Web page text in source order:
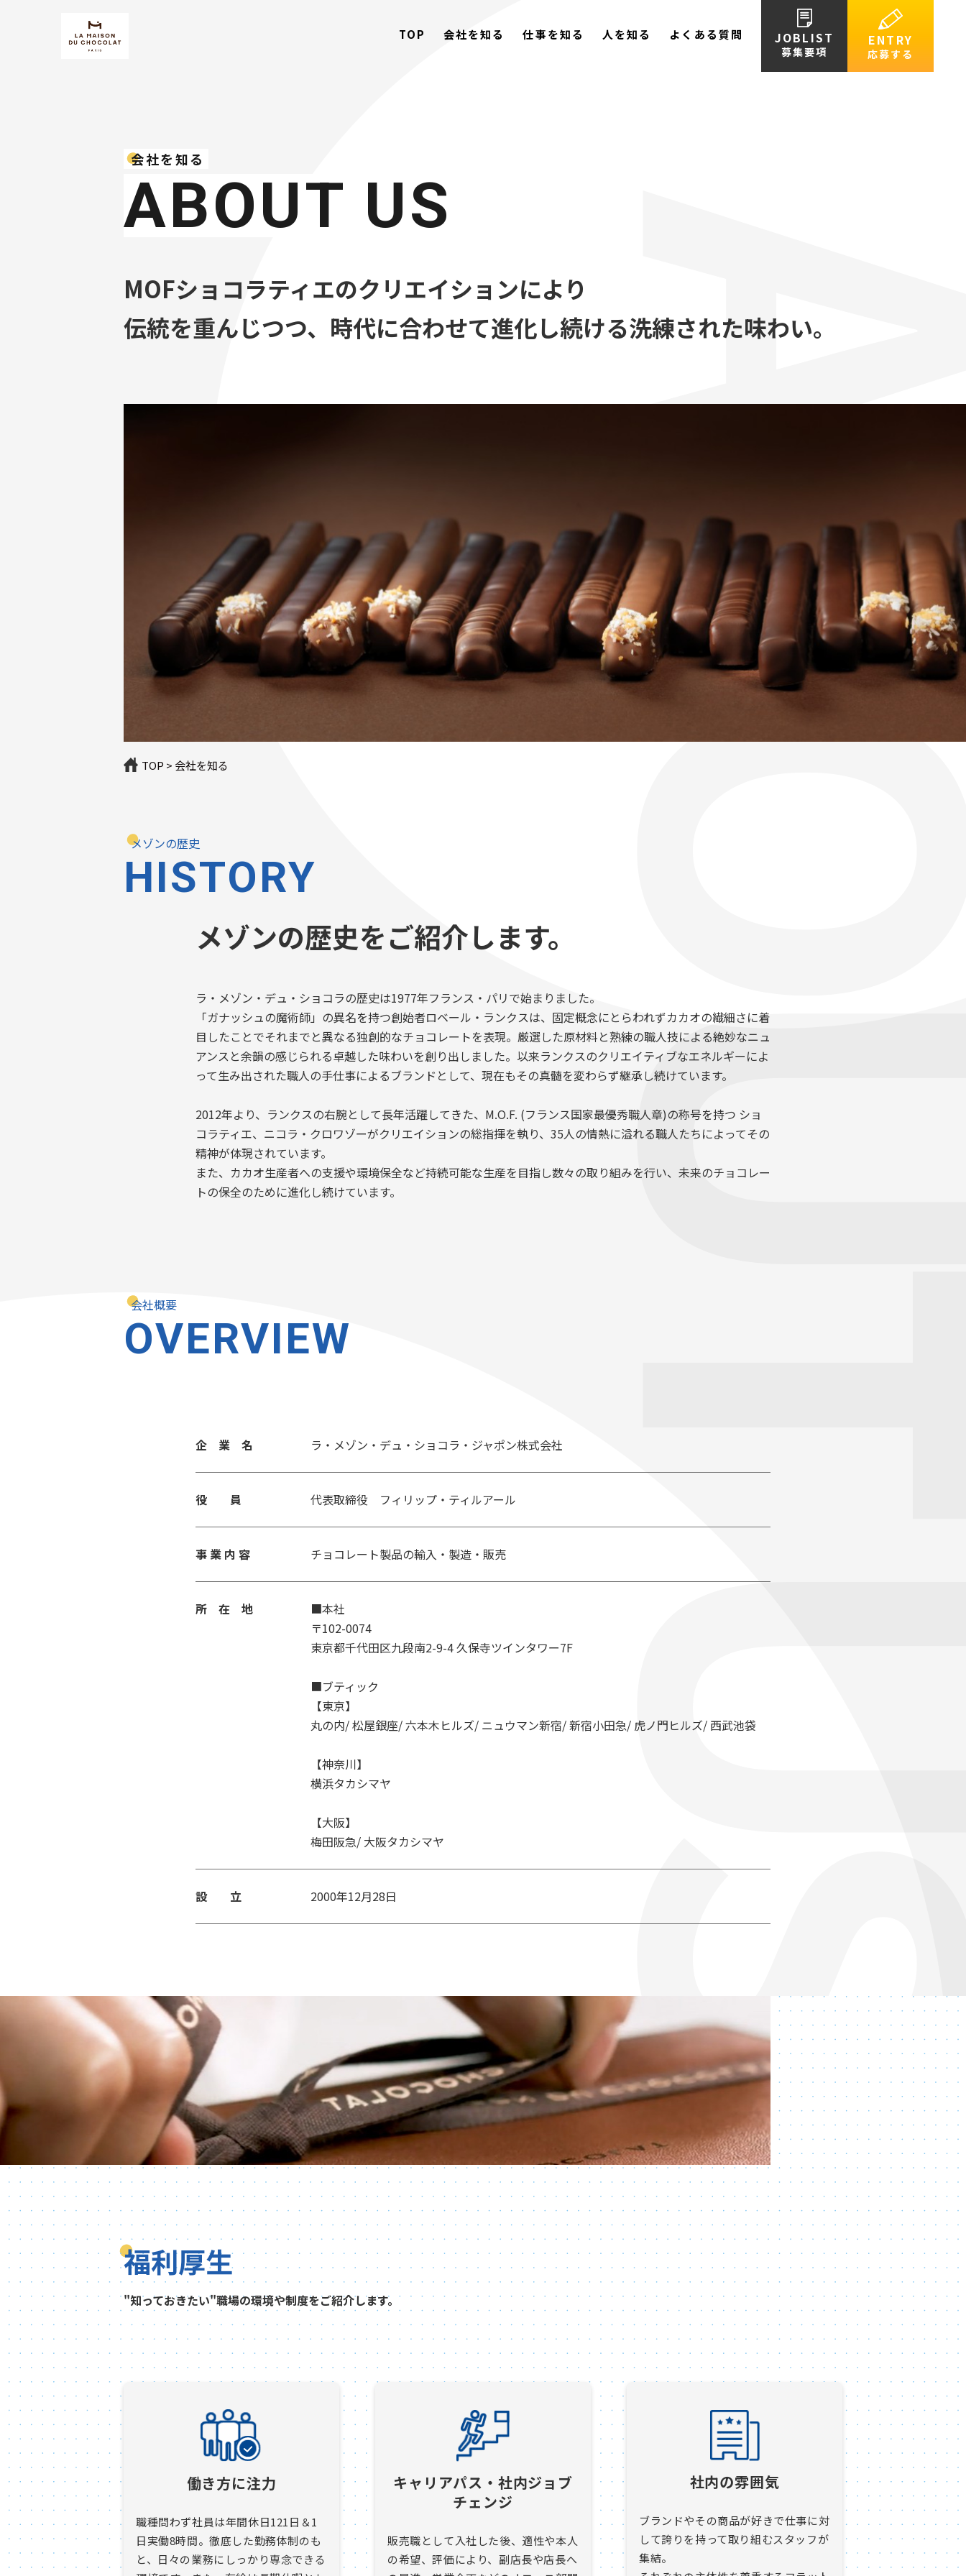
TOP 会社を知る 仕事を知る 人を知る よくある質問 JOBLIST
募集要項
ENTRY
応募する
会社を知る
ABOUT US
MOFショコラティエのクリエイションにより
伝統を重んじつつ、時代に合わせて進化し続ける洗練された味わい。
TOP > 会社を知る
メゾンの歴史
HISTORY
メゾンの歴史をご紹介します。
ラ・メゾン・デュ・ショコラの歴史は1977年フランス・パリで始まりました。
「ガナッシュの魔術師」の異名を持つ創始者ロベール・ランクスは、固定概念にとらわれずカカオの繊細さに着
目したことでそれまでと異なる独創的なチョコレートを表現。厳選した原材料と熟練の職人技による絶妙なニュ
アンスと余韻の感じられる卓越した味わいを創り出しました。以来ランクスのクリエイティブなエネルギーによ
って生み出された職人の手仕事によるブランドとして、現在もその真髄を変わらず継承し続けています。
2012年より、ランクスの右腕として長年活躍してきた、M.O.F. (フランス国家最優秀職人章)の称号を持つ ショ
コラティエ、ニコラ・クロワゾーがクリエイションの総指揮を執り、35人の情熱に溢れる職人たちによってその
精神が体現されています。
また、カカオ生産者への支援や環境保全など持続可能な生産を目指し数々の取り組みを行い、未来のチョコレー
トの保全のために進化し続けています。
会社概要
OVERVIEW
企 業 名 ラ・メゾン・デュ・ショコラ・ジャポン株式会社
役 員 代表取締役 フィリップ・ティルアール
事 業 内 容 チョコレート製品の輸入・製造・販売
所 在 地
■本社
〒102-0074
東京都千代田区九段南2-9-4 久保寺ツインタワー7F
■ブティック
【東京】
丸の内/ 松屋銀座/ 六本木ヒルズ/ ニュウマン新宿/ 新宿小田急/ 虎ノ門ヒルズ/ 西武池袋
【神奈川】
横浜タカシマヤ
【大阪】
梅田阪急/ 大阪タカシマヤ
設 立 2000年12月28日
福利厚生
"知っておきたい"職場の環境や制度をご紹介します。
働き方に注力
職種問わず社員は年間休日121日＆1
日実働8時間。徹底した勤務体制のも
と、日々の業務にしっかり専念できる
キャリアパス・社内ジョブ
チェンジ
販売職として入社した後、適性や本人
の希望、評価により、副店長や店長へ
社内の雰囲気
ブランドやその商品が好きで仕事に対
して誇りを持って取り組むスタッフが
集結。